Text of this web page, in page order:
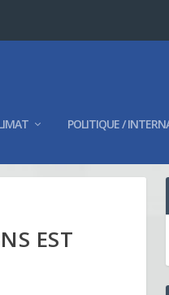
POLITIQUE /
EST